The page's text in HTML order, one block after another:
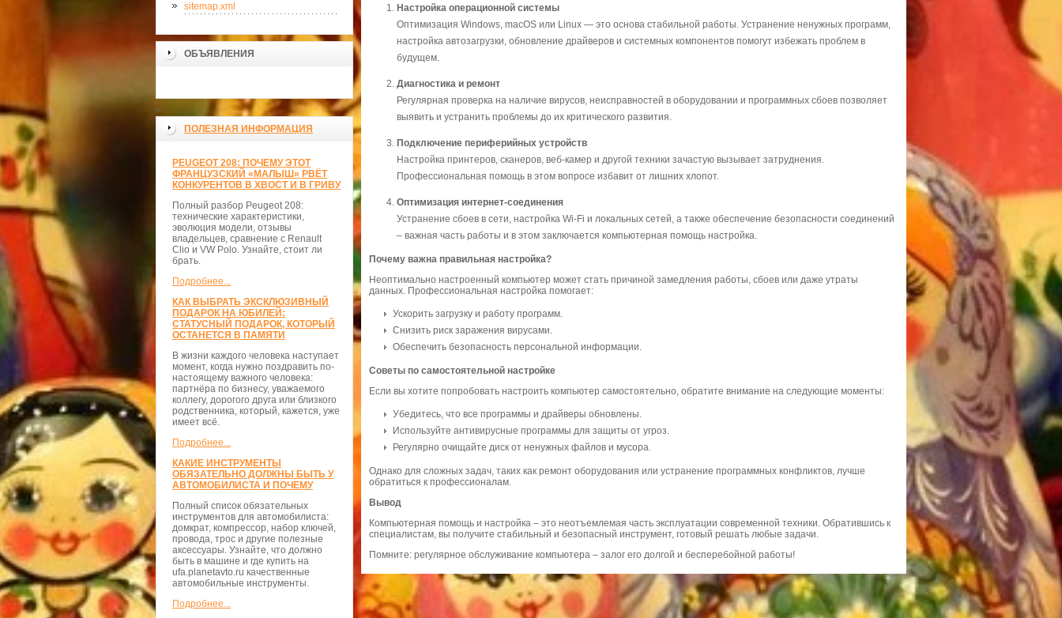
sitemap.xml
ОБЪЯВЛЕНИЯ
>
ПОЛЕЗНАЯ ИНФОРМАЦИЯ
PEUGEOT 208: ПОЧЕМУ ЭТОТ
ФРАНЦУЗСКИЙ «МАЛЫШ» РВЁТ
КОНКУРЕНТОВ В ХВОСТ И В ГРИВУ
Полный разбор Peugeot 208:
технические характеристики,
эволюция модели, отзывы
владельцев, сравнение с Renault
Clio и VW Polo. Узнайте, стоит ли
брать.
Подробнее...
КАК ВЫБРАТЬ ЭКСКЛЮЗИВНЫЙ
ПОДАРОК НА ЮБИЛЕЙ:
СТАТУСНЫЙ ПОДАРОК, КОТОРЫЙ
ОСТАНЕТСЯ В ПАМЯТИ
В жизни каждого человека наступает
момент, когда нужно поздравить по-
настоящему важного человека:
партнёра по бизнесу, уважаемого
коллегу, дорогого друга или близкого
родственника, который, кажется, уже
имеет всё.
Подробнее...
КАКИЕ ИНСТРУМЕНТЫ
ОБЯЗАТЕЛЬНО ДОЛЖНЫ БЫТЬ У
АВТОМОБИЛИСТА И ПОЧЕМУ
Полный список обязательных
инструментов для автомобилиста:
домкрат, компрессор, набор ключей,
провода, трос и другие полезные
аксессуары. Узнайте, что должно
быть в машине и где купить на
ufa.planetavto.ru качественные
автомобильные инструменты.
Подробнее...
Настройка операционной системы
Оптимизация Windows, macOS или Linux — это основа стабильной работы. Устранение ненужных программ,
настройка автозагрузки, обновление драйверов и системных компонентов помогут избежать проблем в
будущем.
Диагностика и ремонт
Регулярная проверка на наличие вирусов, неисправностей в оборудовании и программных сбоев позволяет
выявить и устранить проблемы до их критического развития.
Подключение периферийных устройств
Настройка принтеров, сканеров, веб-камер и другой техники зачастую вызывает затруднения.
Профессиональная помощь в этом вопросе избавит от лишних хлопот.
Оптимизация интернет-соединения
Устранение сбоев в сети, настройка Wi-Fi и локальных сетей, а также обеспечение безопасности соединений
– важная часть работы и в этом заключается компьютерная помощь настройка.
Почему важна правильная настройка?
Неоптимально настроенный компьютер может стать причиной замедления работы, сбоев или даже утраты
данных. Профессиональная настройка помогает:
Ускорить загрузку и работу программ.
Снизить риск заражения вирусами.
Обеспечить безопасность персональной информации.
Советы по самостоятельной настройке
Если вы хотите попробовать настроить компьютер самостоятельно, обратите внимание на следующие моменты:
Убедитесь, что все программы и драйверы обновлены.
Используйте антивирусные программы для защиты от угроз.
Регулярно очищайте диск от ненужных файлов и мусора.
Однако для сложных задач, таких как ремонт оборудования или устранение программных конфликтов, лучше
обратиться к профессионалам.
Вывод
Компьютерная помощь и настройка – это неотъемлемая часть эксплуатации современной техники. Обратившись к
специалистам, вы получите стабильный и безопасный инструмент, готовый решать любые задачи.
Помните: регулярное обслуживание компьютера – залог его долгой и бесперебойной работы!